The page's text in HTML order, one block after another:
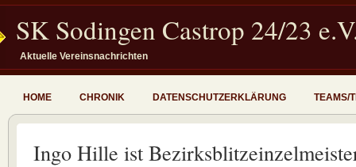
SK Sodingen Castrop 24/23
Aktuelle Vereinsnachrichten
HOME CHRONIK DATENSCHUTZERKLÄRUNG TEAMS/
Ingo Hille ist